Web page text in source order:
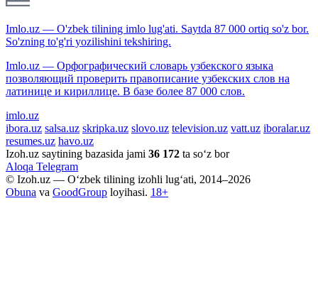
Imlo.uz — O'zbek tilining imlo lug'ati. Saytda 87 000 ortiq so'z bor.
So'zning to'g'ri yozilishini tekshiring.
Imlo.uz — Орфографический словарь узбекского языка
позволяющий проверить правописание узбекских слов на
латинице и кириллице. В базе более 87 000 слов.
imlo.uz
ibora.uz salsa.uz skripka.uz slovo.uz television.uz vatt.uz iboralar.uz
resumes.uz havo.uz
Izoh.uz saytining bazasida jami 36 172 ta so‘z bor
Aloqa Telegram
© Izoh.uz — O‘zbek tilining izohli lug‘ati, 2014–2026
Obuna va GoodGroup loyihasi. 18+